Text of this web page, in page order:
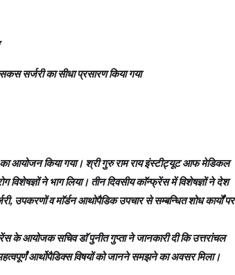
सर्जरी का सीधा प्रसारण किया गया
आयोजन किया गया। श्री गुरु राम राय इंस्टीट्यूट आफ मेडिकल
ने भाग लिया। तीन दिवसीय काॅन्फ्रेंस में विशेषज्ञों ने देश
उपकरणों व माॅर्डन आथोपैडिक उपचार से सम्बन्धित शोध कार्यों पर
के आयोजक सचिव डाॅ पुनीत गुप्ता ने जानकारी दी कि उत्तरांचल
आर्थोपैडिक्स विषयों को जानने समझने का अवसर मिला।